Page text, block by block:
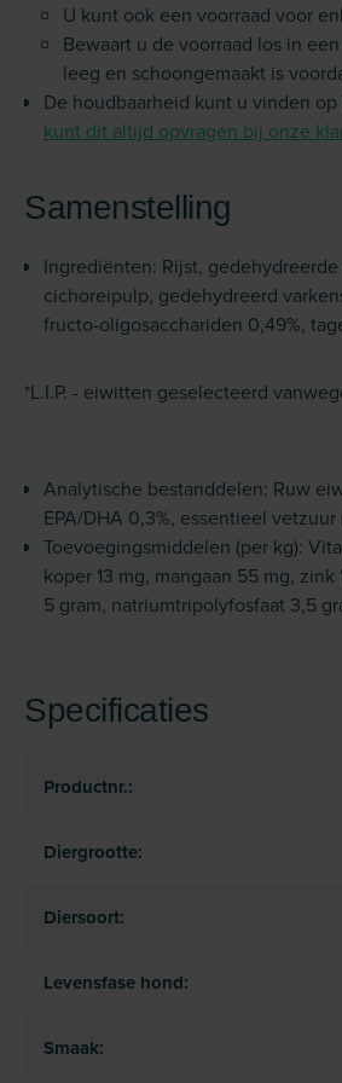
U kunt ook een voorraad voor
Bewaart u de voorraad los in
leeg en schoongemaakt is
De houdbaarheid kunt u vinden
kunt dit altijd opvragen bij onze
Samenstelling
Ingrediënten: Rijst,
cichoreipulp, gedehydreerd
fructo-oligosacchariden 0,49%,
*L.I.P. - eiwitten geselecteerd
Analytische bestanddelen: Ruw
EPA/DHA 0,3%, essentieel
Toevoegingsmiddelen (per kg):
koper 13 mg, mangaan 55 mg,
5 gram, natriumtripolyfosfaat 3,5
Specificaties
Productnr.:
Diergrootte:
Diersoort:
Levensfase hond:
Smaak: